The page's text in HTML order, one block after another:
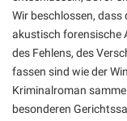
Wir beschlossen, dass
akustisch forensische
des Fehlens, des
fassen sind wie der
Kriminalroman
besonderen